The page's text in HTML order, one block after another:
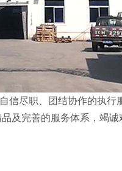
信尽职、团结协作的执行
及完善的服务体系，竭诚